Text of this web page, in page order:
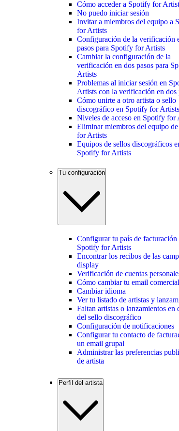
Cómo acceder a Spotify for
No puedo iniciar sesión
Invitar a miembros del equipo a
for Artists
Configuración de la verificación
pasos para Spotify for Artists
Cambiar la configuración de la
verificación en dos pasos para
Artists
Problemas al iniciar sesión en
Artists con la verificación en dos
Cómo unirte a otro artista o sello
discográfico en Spotify for Artists
Niveles de acceso en Spotify for
Eliminar miembros del equipo
for Artists
Equipos de sellos discográficos
Spotify for Artists
Tu configuración
Configurar tu país de facturación
Spotify for Artists
Encontrar los recibos de las
display
Verificación de cuentas
Cómo cambiar tu email comercial
Cambiar idioma
Ver tu listado de artistas y
Faltan artistas o lanzamientos en
del sello discográfico
Configuración de notificaciones
Configurar tu contacto de
un email grupal
Administrar las preferencias
de artista
Perfil del artista